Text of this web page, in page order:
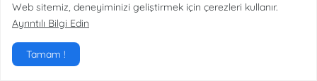
Anonymous
Çok güzel açıklama olmuş eline sağlık kardeş,boş l...
Web sitemiz, deneyiminizi geliştirmek için çerezleri kullanır.
Ayrıntılı Bilgi Edin
Tamam !